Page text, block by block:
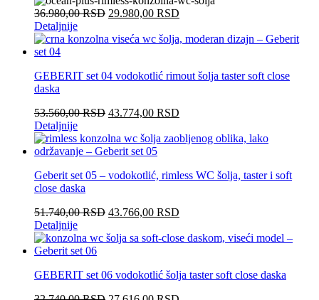
36.980,00RSD 29.980,00 RSD
Detaljnije
GEBERIT set 04 vodokotlić rimout šolja taster soft close
daska
53.560,00RSD 43.774,00 RSD
Detaljnije
Geberit set 05 – vodokotlić, rimless WC šolja, taster i soft
close daska
51.740,00RSD 43.766,00 RSD
Detaljnije
GEBERIT set 06 vodokotlić šolja taster soft close daska